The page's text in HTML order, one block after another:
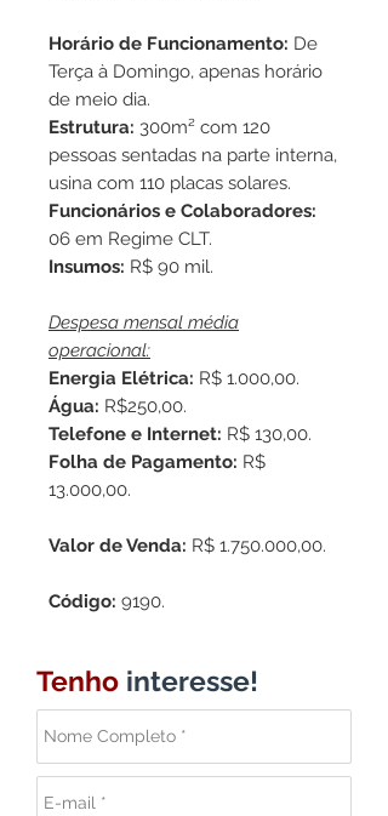
Horário de Funcionamento: De
Terça à Domingo, apenas horário
de meio dia.
Estrutura: 300m² com 120
pessoas sentadas na parte interna,
usina com 110 placas solares.
Funcionários e Colaboradores:
06 em Regime CLT.
Insumos: R$ 90 mil.
Despesa mensal média
operacional:
Energia Elétrica: R$ 1.000,00.
Água: R$250,00.
Telefone e Internet: R$ 130,00.
Folha de Pagamento: R$
13.000,00.
Valor de Venda: R$ 1.750.000,00.
Código: 9190.
Tenho interesse!